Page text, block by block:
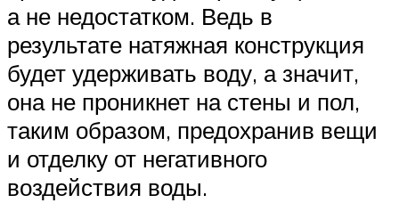
а не недостатком. Ведь в
результате натяжная конструкция
будет удерживать воду, а значит,
она не проникнет на стены и пол,
таким образом, предохранив вещи
и отделку от негативного
воздействия воды.